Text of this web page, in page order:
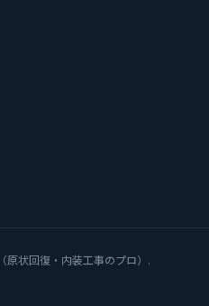
状回復・内装工事のプロ）.